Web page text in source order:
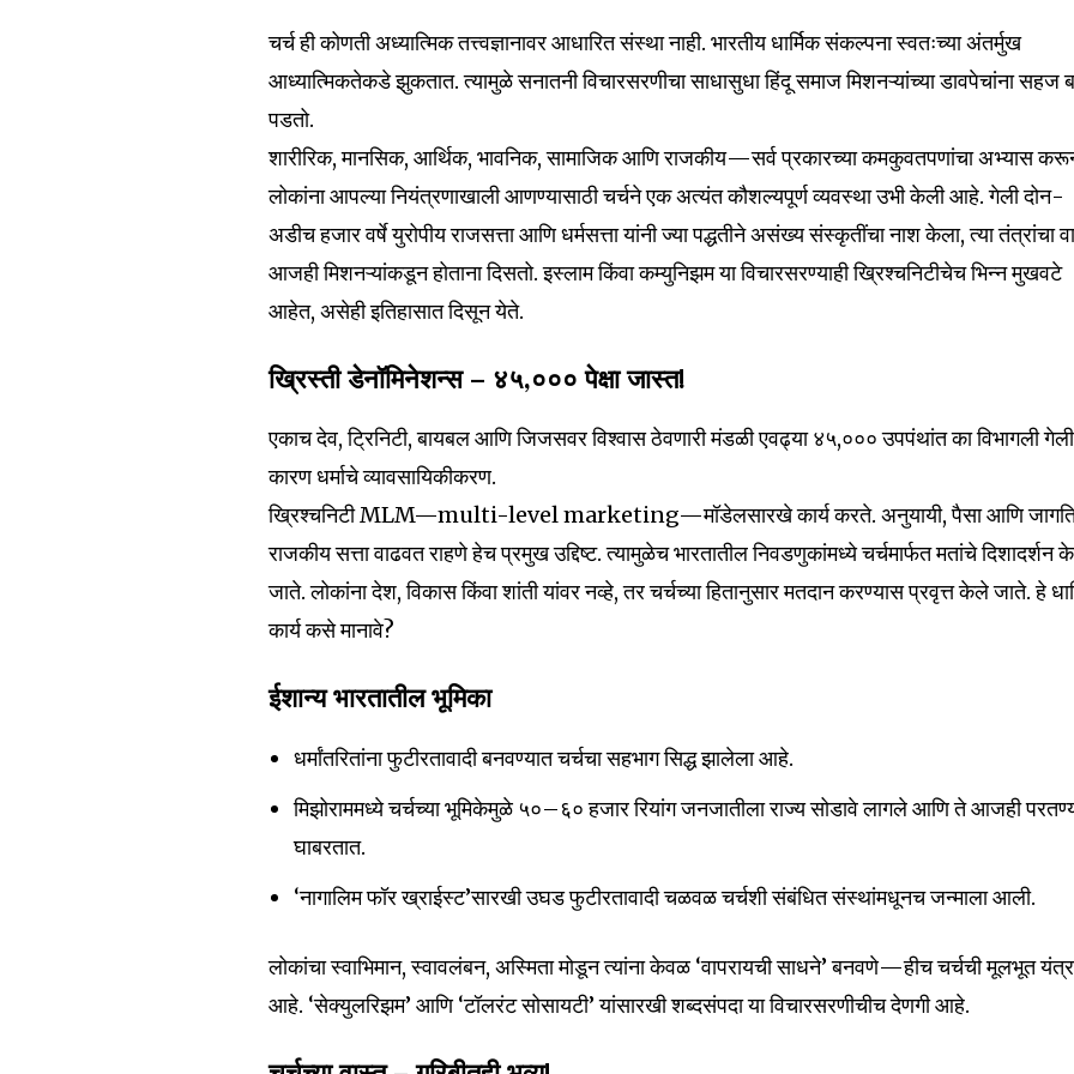
won't spam your inbox. Your information is safe with us.
6,300
Fans
32,111
Followers
चर्च ही कोणती अध्यात्मिक तत्त्वज्ञानावर आधारित संस्था नाही. भारतीय धार्मिक संकल्पना स्वतःच्या अंतर्मुख
आध्यात्मिकतेकडे झुकतात. त्यामुळे सनातनी विचारसरणीचा साधासुधा हिंदू समाज मिशनऱ्यांच्या डावपेचांना सहज
पडतो.
शारीरिक, मानसिक, आर्थिक, भावनिक, सामाजिक आणि राजकीय—सर्व प्रकारच्या कमकुवतपणांचा अभ्यास
लोकांना आपल्या नियंत्रणाखाली आणण्यासाठी चर्चने एक अत्यंत कौशल्यपूर्ण व्यवस्था उभी केली आहे. गेली दोन-
अडीच हजार वर्षे युरोपीय राजसत्ता आणि धर्मसत्ता यांनी ज्या पद्धतीने असंख्य संस्कृतींचा नाश केला, त्या तंत्रांचा
आजही मिशनऱ्यांकडून होताना दिसतो. इस्लाम किंवा कम्युनिझम या विचारसरण्याही ख्रिश्चनिटीचेच भिन्न मुखवटे
आहेत, असेही इतिहासात दिसून येते.
ख्रिस्ती डेनॉमिनेशन्स — ४५,००० पेक्षा जास्त!
एकाच देव, ट्रिनिटी, बायबल आणि जिजसवर विश्वास ठेवणारी मंडळी एवढ्या ४५,००० उपपंथांत का विभागली
कारण धर्माचे व्यावसायिकीकरण.
ख्रिश्चनिटी MLM—multi-level marketing—मॉडेलसारखे कार्य करते. अनुयायी, पैसा आणि
राजकीय सत्ता वाढवत राहणे हेच प्रमुख उद्दिष्ट. त्यामुळेच भारतातील निवडणुकांमध्ये चर्चमार्फत मतांचे दिशादर्शन
जाते. लोकांना देश, विकास किंवा शांती यांवर नव्हे, तर चर्चच्या हितानुसार मतदान करण्यास प्रवृत्त केले जाते. हे
कार्य कसे मानावे?
ईशान्य भारतातील भूमिका
धर्मांतरितांना फुटीरतावादी बनवण्यात चर्चचा सहभाग सिद्ध झालेला आहे.
मिझोराममध्ये चर्चच्या भूमिकेमुळे ५०–६० हजार रियांग जनजातीला राज्य सोडावे लागले आणि ते आजही
घाबरतात.
‘नागालिम फॉर ख्राईस्ट’सारखी उघड फुटीरतावादी चळवळ चर्चशी संबंधित संस्थांमधूनच जन्माला आली.
लोकांचा स्वाभिमान, स्वावलंबन, अस्मिता मोडून त्यांना केवळ ‘वापरायची साधने’ बनवणे—हीच चर्चची मूलभूत
आहे. ‘सेक्युलरिझम’ आणि ‘टॉलरंट सोसायटी’ यांसारखी शब्दसंपदा या विचारसरणीचीच देणगी आहे.